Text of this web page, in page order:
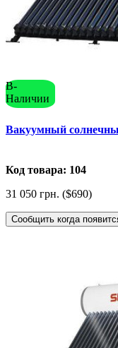
В-
Наличии
Вакуумный
Код товара: 104
31 050 грн. ($690)
Сообщить когда